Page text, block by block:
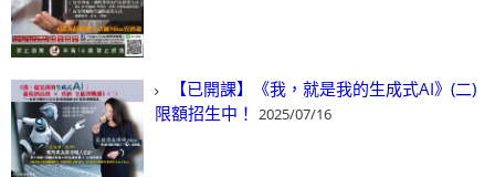
【已開課】《我，就是我的生成式AI》(二)
限額招生中！ 2025/07/16